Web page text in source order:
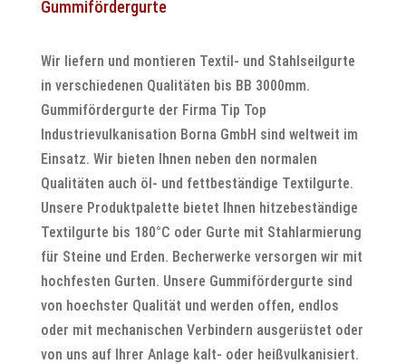
Gummifördergurte
Wir liefern und montieren Textil- und Stahlseilgurte
in verschiedenen Qualitäten bis BB 3000mm.
Gummifördergurte der Firma Tip Top
Industrievulkanisation Borna GmbH sind weltweit im
Einsatz. Wir bieten Ihnen neben den normalen
Qualitäten auch öl- und fettbeständige Textilgurte.
Unsere Produktpalette bietet Ihnen hitzebeständige
Textilgurte bis 180°C oder Gurte mit Stahlarmierung
für Steine und Erden. Becherwerke versorgen wir mit
hochfesten Gurten. Unsere Gummifördergurte sind
von hoechster Qualität und werden offen, endlos
oder mit mechanischen Verbindern ausgerüstet oder
von uns auf Ihrer Anlage kalt- oder heißvulkanisiert.